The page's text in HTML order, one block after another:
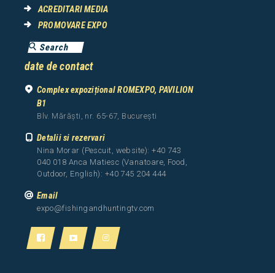
ACREDITARI MEDIA
PROMOVARE EXPO
date de contact
Complex expozițional ROMEXPO, PAVILION
B1
Blv. Mărăști, nr. 65-67, București
Detalii si rezervari
Nina Morar (Pescuit, website): +40 743
040 018 Anca Matiesc (Vanatoare, Food,
Outdoor, English): +40 745 204 444
Email
expo@fishingandhuntingtv.com